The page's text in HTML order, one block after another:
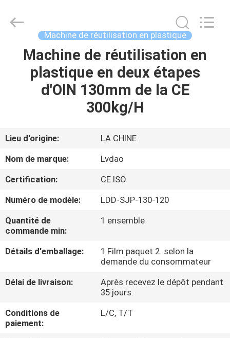
MAISON
PRODUITS
SUJET
DE
NOUS
VISITE
D'USINE
CONTRÔLE
QUALITÉ
CONTACTEZ-
TRADE
CO.,LTD..
Machine de réutilisation en plastique
Machine de réutilisation en
plastique en deux étapes
d'OIN 130mm de la CE
300kg/H
Lieu d'origine:
LA CHINE
Nom de marque:
Lvdao
Certification:
CE ISO
Numéro de modèle:
LDD-SJP-130-120
Quantité de
commande min:
1 ensemble
Détails d'emballage:
1.Film paquet 2. selon la
demande du consommateur
Délai de livraison:
Après recevez le dépôt pendant
35 jours.
Conditions de
paiement:
L/C, T/T